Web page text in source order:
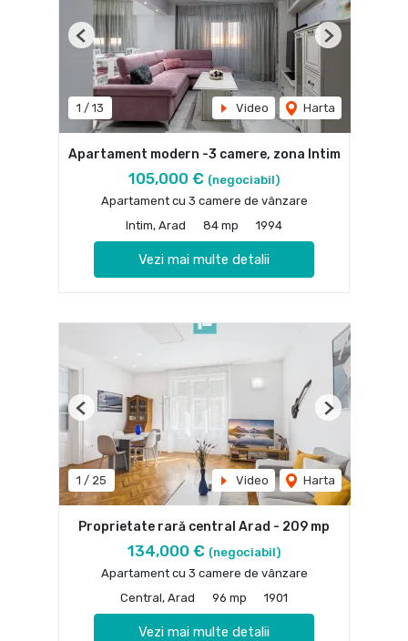
1 / 13 Video Harta
Previous Next
Apartament modern -3 camere, zona Intim
105,000 € (negociabil)
Apartament cu 3 camere de vânzare
Intim, Arad
84 mp 1994
Vezi mai multe detalii
1 / 25 Video Harta
Previous Next
Proprietate rară central Arad - 209 mp
134,000 € (negociabil)
Apartament cu 3 camere de vânzare
Central, Arad
96 mp 1901
Vezi mai multe detalii